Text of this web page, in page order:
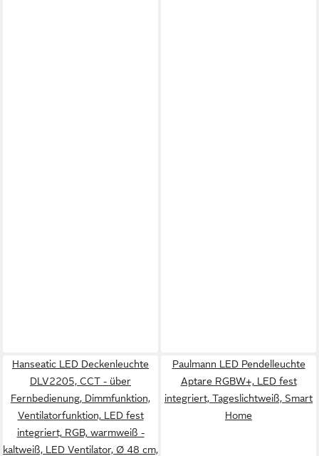
Hanseatic LED Deckenleuchte
DLV2205, CCT - über
Fernbedienung, Dimmfunktion,
Ventilatorfunktion, LED fest
integriert, RGB, warmweiß -
kaltweiß, LED Ventilator, Ø 48 cm,
Paulmann LED Pendelleuchte
Aptare RGBW+, LED fest
integriert, Tageslichtweiß, Smart
Home